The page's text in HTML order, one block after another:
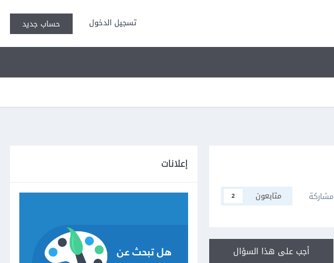
تسجيل الدخول حساب جديد
مشاركة متابعون 2
أجب على هذا السؤال
إعلانات